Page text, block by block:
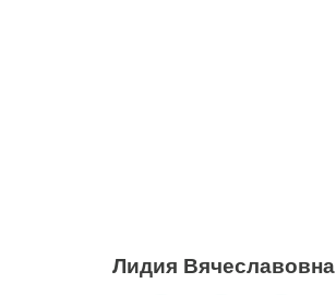
Лидия Вячеславовна